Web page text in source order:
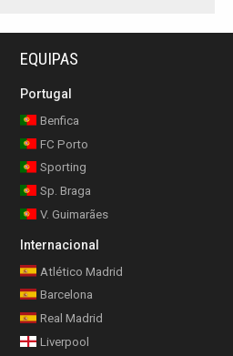
EQUIPAS
Portugal
Benfica
FC Porto
Sporting
Sp. Braga
V. Guimarães
Internacional
Atlético Madrid
Barcelona
Real Madrid
Liverpool